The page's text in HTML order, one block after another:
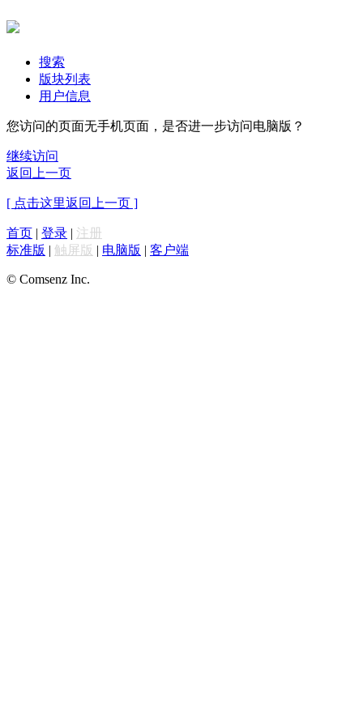
搜索
版块列表
用户信息
您访问的页面无手机页面，是否进一步访问电脑版？
继续访问
返回上一页
[ 点击这里返回上一页 ]
首页 | 登录 | 注册
标准版 | 触屏版 | 电脑版 | 客户端
© Comsenz Inc.